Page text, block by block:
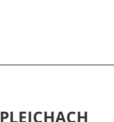
PLEICHACH